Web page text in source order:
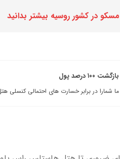
مسکو در کشور روسیه بیشتر بدانید
بازگشت ۱۰۰ درصد پول
ما شمارا در برابر خسارت های احتمالی کنسلی